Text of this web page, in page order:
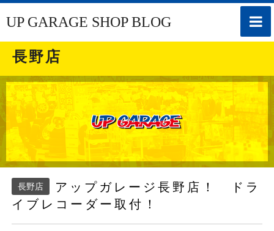
toggle
UP GARAGE SHOP BLOG
長野店
長野店
アップガレージ長野店！ ドラ
イブレコーダー取付！